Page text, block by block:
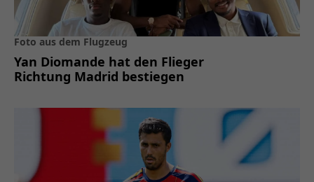
Foto aus dem Flugzeug
Yan Diomande hat den Flieger
Richtung Madrid bestiegen